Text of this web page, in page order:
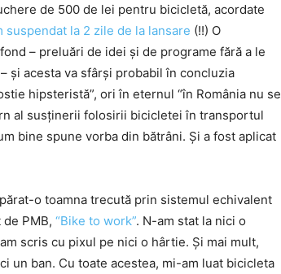
de 500 de lei pentru bicicletă, acordate
suspendat la 2 zile de la lansare (!!) O
– preluări de idei și de programe fără a le
și acesta va sfârși probabil în concluzia
hipsteristă”, ori în eternul “în România nu se
al susținerii folosirii bicicletei în transportul
bine spune vorba din bătrâni. Și a fost aplicat
o toamna trecută prin sistemul echivalent
PMB, “Bike to work”. N-am stat la nici o
scris cu pixul pe nici o hârtie. Și mai mult,
un ban. Cu toate acestea, mi-am luat bicicleta